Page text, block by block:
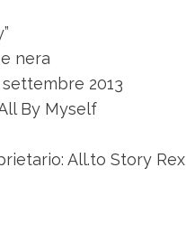
nera
2013
By Myself
All.to Story Rex